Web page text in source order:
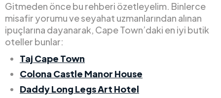
Gitmeden önce bu rehberi özetleyelim. Binlerce
misafir yorumu ve seyahat uzmanlarından alınan
ipuçlarına dayanarak, Cape Town’daki en iyi butik
oteller bunlar:
Taj Cape Town
Colona Castle Manor House
Daddy Long Legs Art Hotel